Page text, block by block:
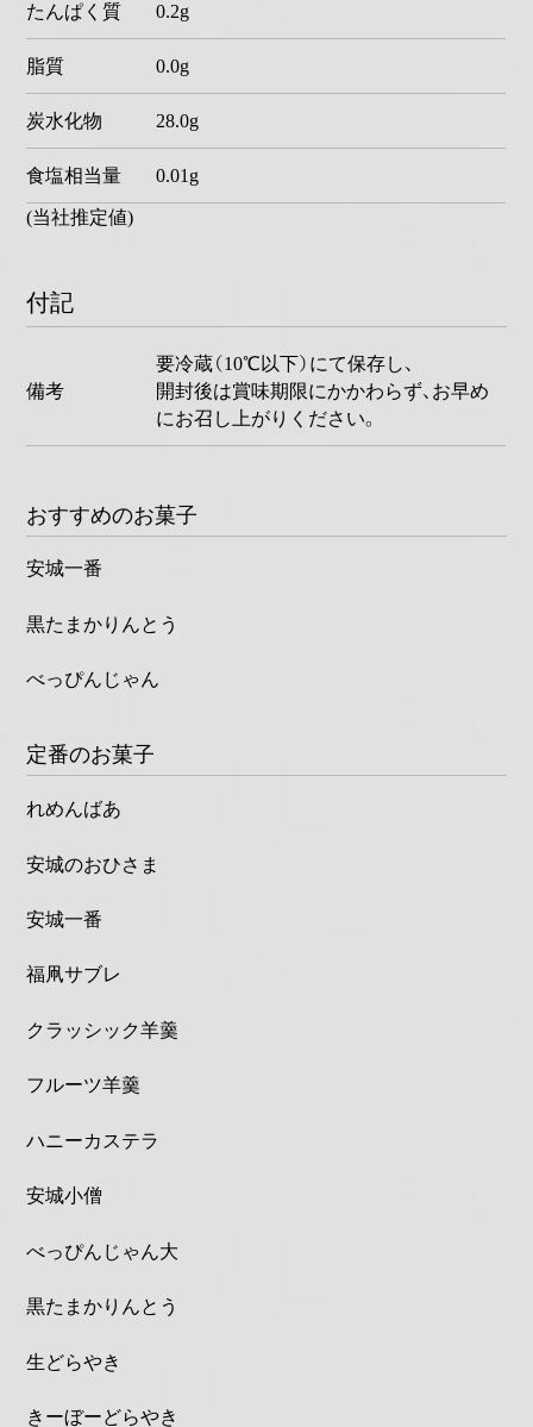
たんぱく質 0.2g
脂質 0.0g
炭水化物 28.0g
食塩相当量 0.01g
(当社推定値)
付記
備考
要冷蔵（10℃以下）にて保存し、
開封後は賞味期限にかかわらず、お早め
にお召し上がりください。
おすすめのお菓子
安城一番
黒たまかりんとう
べっぴんじゃん
定番のお菓子
れめんばあ
安城のおひさま
安城一番
福凧サブレ
クラッシック羊羹
フルーツ羊羹
ハニーカステラ
安城小僧
べっぴんじゃん大
黒たまかりんとう
生どらやき
きーぼーどらやき